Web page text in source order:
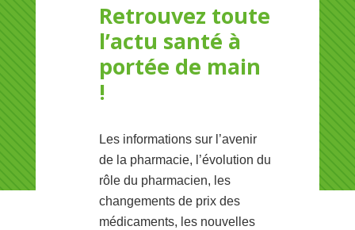
Retrouvez toute
l’actu santé à
portée de main
!
Les informations sur l’avenir
de la pharmacie, l’évolution du
rôle du pharmacien, les
changements de prix des
médicaments, les nouvelles